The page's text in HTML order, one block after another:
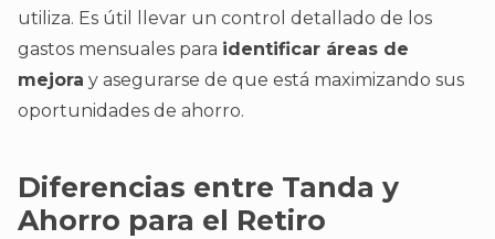
utiliza. Es útil llevar un control detallado de los
gastos mensuales para identificar áreas de
mejora y asegurarse de que está maximizando sus
oportunidades de ahorro.
Diferencias entre Tanda y
Ahorro para el Retiro